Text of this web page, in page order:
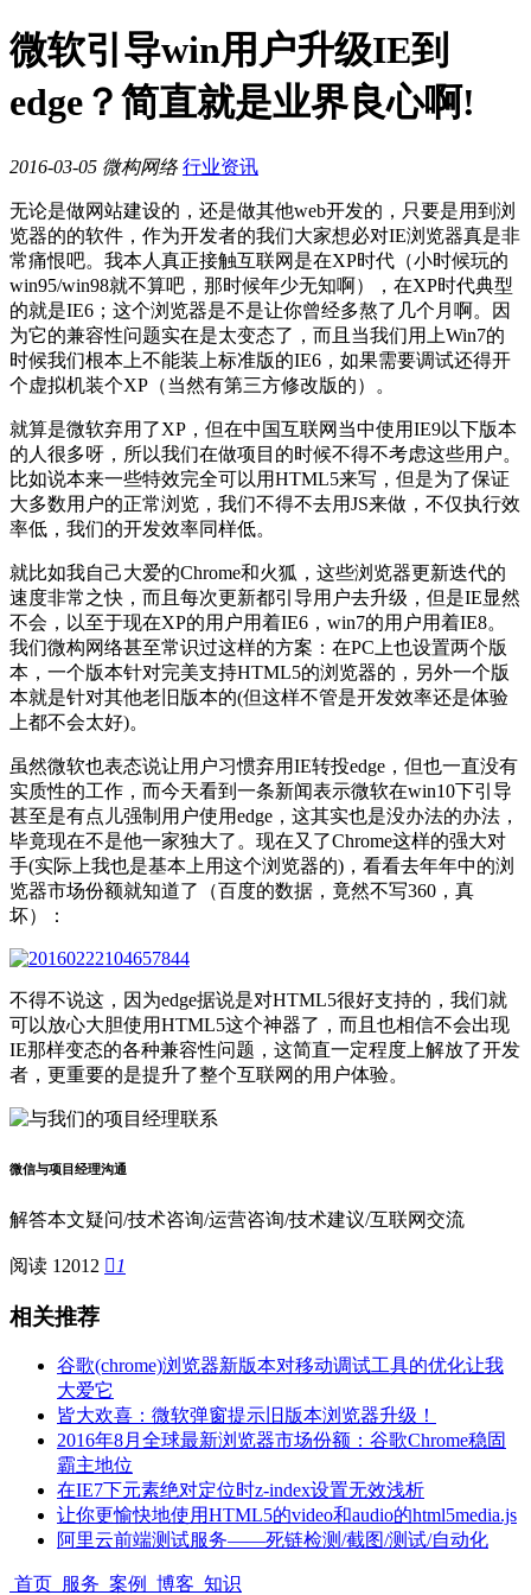
微软引导win用户升级IE到
edge？简直就是业界良心啊!
2016-03-05 微构网络 行业资讯
无论是做网站建设的，还是做其他web开发的，只要是用到浏
览器的的软件，作为开发者的我们大家想必对IE浏览器真是非
常痛恨吧。我本人真正接触互联网是在XP时代（小时候玩的
win95/win98就不算吧，那时候年少无知啊），在XP时代典型
的就是IE6；这个浏览器是不是让你曾经多熬了几个月啊。因
为它的兼容性问题实在是太变态了，而且当我们用上Win7的
时候我们根本上不能装上标准版的IE6，如果需要调试还得开
个虚拟机装个XP（当然有第三方修改版的）。
就算是微软弃用了XP，但在中国互联网当中使用IE9以下版本
的人很多呀，所以我们在做项目的时候不得不考虑这些用户。
比如说本来一些特效完全可以用HTML5来写，但是为了保证
大多数用户的正常浏览，我们不得不去用JS来做，不仅执行效
率低，我们的开发效率同样低。
就比如我自己大爱的Chrome和火狐，这些浏览器更新迭代的
速度非常之快，而且每次更新都引导用户去升级，但是IE显然
不会，以至于现在XP的用户用着IE6，win7的用户用着IE8。
我们微构网络甚至常识过这样的方案：在PC上也设置两个版
本，一个版本针对完美支持HTML5的浏览器的，另外一个版
本就是针对其他老旧版本的(但这样不管是开发效率还是体验
上都不会太好)。
虽然微软也表态说让用户习惯弃用IE转投edge，但也一直没有
实质性的工作，而今天看到一条新闻表示微软在win10下引导
甚至是有点儿强制用户使用edge，这其实也是没办法的办法，
毕竟现在不是他一家独大了。现在又了Chrome这样的强大对
手(实际上我也是基本上用这个浏览器的)，看看去年年中的浏
览器市场份额就知道了（百度的数据，竟然不写360，真
坏）：
不得不说这，因为edge据说是对HTML5很好支持的，我们就
可以放心大胆使用HTML5这个神器了，而且也相信不会出现
IE那样变态的各种兼容性问题，这简直一定程度上解放了开发
者，更重要的是提升了整个互联网的用户体验。
微信与项目经理沟通
解答本文疑问/技术咨询/运营咨询/技术建议/互联网交流
阅读 12012  1
相关推荐
谷歌(chrome)浏览器新版本对移动调试工具的优化让我
大爱它
皆大欢喜：微软弹窗提示旧版本浏览器升级！
2016年8月全球最新浏览器市场份额：谷歌Chrome稳固
霸主地位
在IE7下元素绝对定位时z-index设置无效浅析
让你更愉快地使用HTML5的video和audio的html5media.js
阿里云前端测试服务——死链检测/截图/测试/自动化
首页 服务 案例 博客 知识